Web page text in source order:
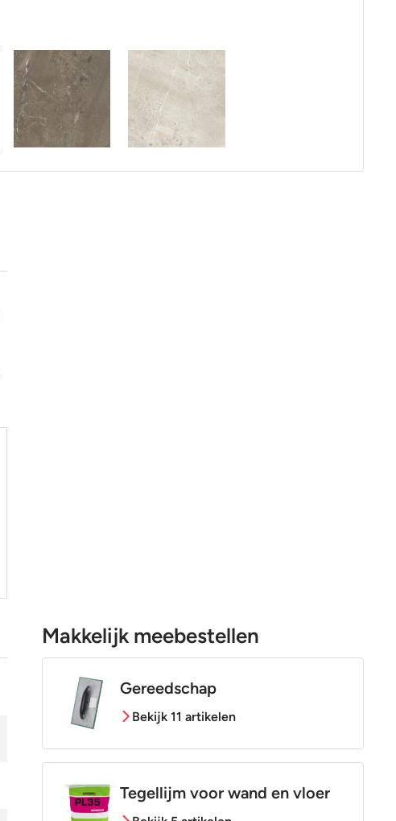
Makkelijk meebestellen
Gereedschap
Bekijk 11 artikelen
Tegellijm voor wand en vloer